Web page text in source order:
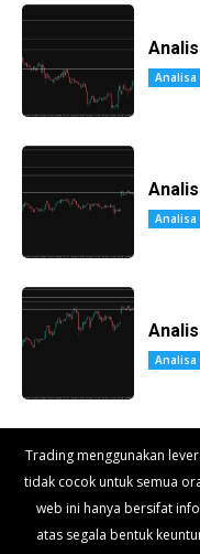
Analisa
Analisa
Analisa
Trading menggunakan
tidak cocok untuk semua
web ini hanya bersifat
atas segala bentuk